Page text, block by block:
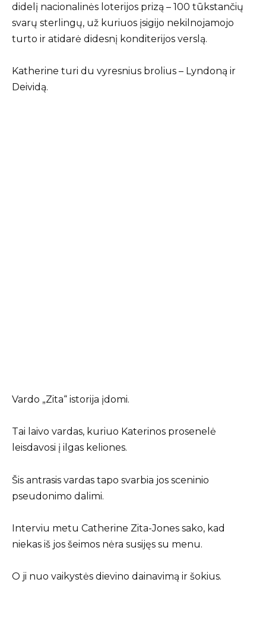
didelį nacionalinės loterijos prizą – 100 tūkstančių
svarų sterlingų, už kuriuos įsigijo nekilnojamojo
turto ir atidarė didesnį konditerijos verslą.
Katherine turi du vyresnius brolius – Lyndoną ir
Deividą.
Vardo „Zita“ istorija įdomi.
Tai laivo vardas, kuriuo Katerinos prosenelė
leisdavosi į ilgas keliones.
Šis antrasis vardas tapo svarbia jos sceninio
pseudonimo dalimi.
Interviu metu Catherine Zita-Jones sako, kad
niekas iš jos šeimos nėra susijęs su menu.
O ji nuo vaikystės dievino dainavimą ir šokius.